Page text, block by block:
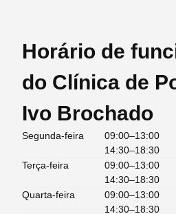
Horário de
do Clínica de
Ivo Brochado
Segunda-feira
09:00–13:00
14:30–18:30
Terça-feira
09:00–13:00
14:30–18:30
Quarta-feira
09:00–13:00
14:30–18:30